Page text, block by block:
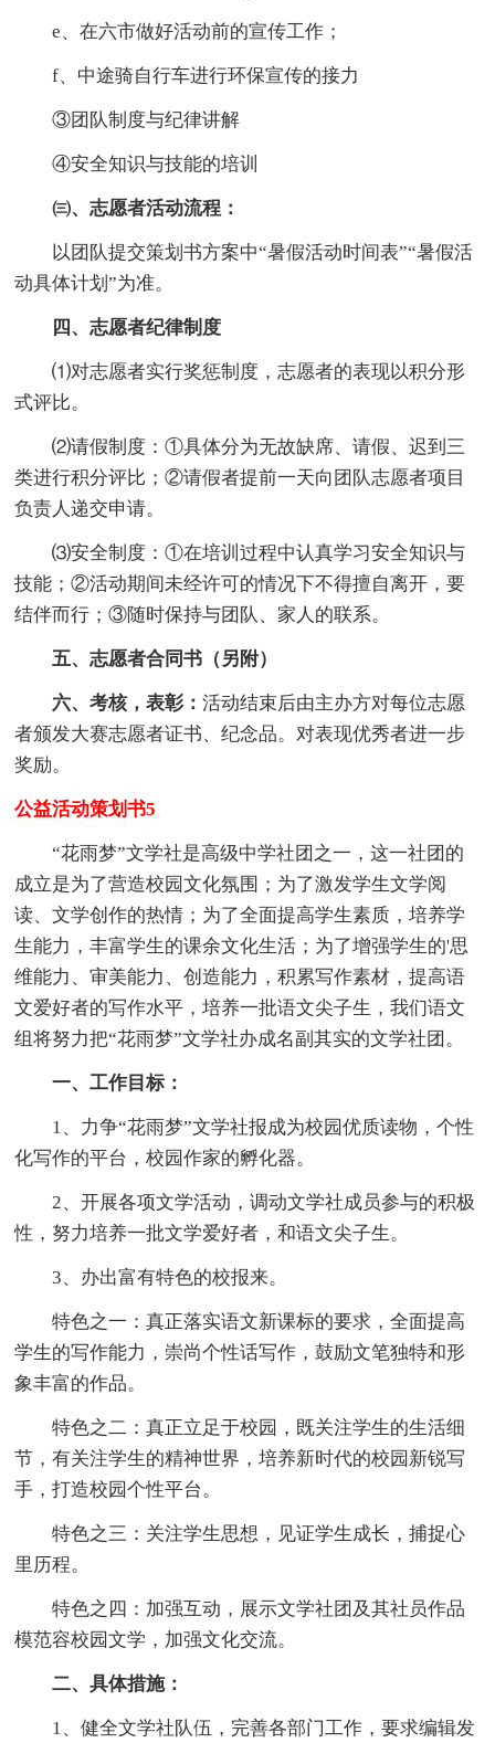
e、在六市做好活动前的宣传工作；
f、中途骑自行车进行环保宣传的接力
③团队制度与纪律讲解
④安全知识与技能的培训
㈢、志愿者活动流程：
以团队提交策划书方案中“暑假活动时间表”“暑假活
动具体计划”为准。
四、志愿者纪律制度
⑴对志愿者实行奖惩制度，志愿者的表现以积分形
式评比。
⑵请假制度：①具体分为无故缺席、请假、迟到三
类进行积分评比；②请假者提前一天向团队志愿者项目
负责人递交申请。
⑶安全制度：①在培训过程中认真学习安全知识与
技能；②活动期间未经许可的情况下不得擅自离开，要
结伴而行；③随时保持与团队、家人的联系。
五、志愿者合同书（另附）
六、考核，表彰：活动结束后由主办方对每位志愿
者颁发大赛志愿者证书、纪念品。对表现优秀者进一步
奖励。
公益活动策划书5
“花雨梦”文学社是高级中学社团之一，这一社团的
成立是为了营造校园文化氛围；为了激发学生文学阅
读、文学创作的热情；为了全面提高学生素质，培养学
生能力，丰富学生的课余文化生活；为了增强学生的'思
维能力、审美能力、创造能力，积累写作素材，提高语
文爱好者的写作水平，培养一批语文尖子生，我们语文
组将努力把“花雨梦”文学社办成名副其实的文学社团。
一、工作目标：
1、力争“花雨梦”文学社报成为校园优质读物，个性
化写作的平台，校园作家的孵化器。
2、开展各项文学活动，调动文学社成员参与的积极
性，努力培养一批文学爱好者，和语文尖子生。
3、办出富有特色的校报来。
特色之一：真正落实语文新课标的要求，全面提高
学生的写作能力，崇尚个性话写作，鼓励文笔独特和形
象丰富的作品。
特色之二：真正立足于校园，既关注学生的生活细
节，有关注学生的精神世界，培养新时代的校园新锐写
手，打造校园个性平台。
特色之三：关注学生思想，见证学生成长，捕捉心
里历程。
特色之四：加强互动，展示文学社团及其社员作品
模范容校园文学，加强文化交流。
二、具体措施：
1、健全文学社队伍，完善各部门工作，要求编辑发